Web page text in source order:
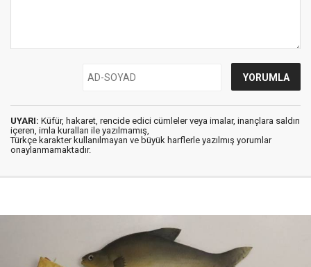
UYARI: Küfür, hakaret, rencide edici cümleler veya imalar, inançlara saldırı
içeren, imla kuralları ile yazılmamış,
Türkçe karakter kullanılmayan ve büyük harflerle yazılmış yorumlar
onaylanmamaktadır.